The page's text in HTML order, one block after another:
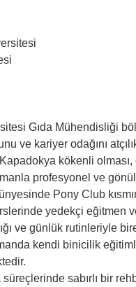
Gıda Mühendisliği
ve kariyer odağını
kökenli
profesyonel ve
Pony Club
yedekçi eğitmen
ve günlük rutinleriyle
kendi binicilik
sabırlı bir